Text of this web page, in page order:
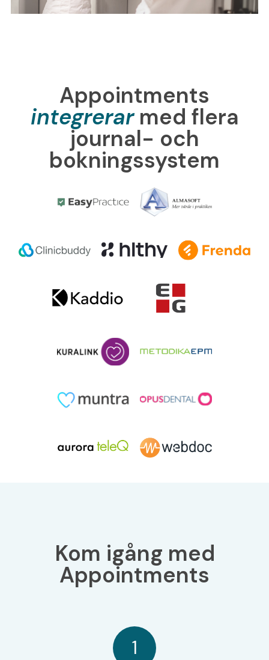
Appointments
integrerarmed flera
journal- och
bokningssystem
Kom igång med
Appointments
1